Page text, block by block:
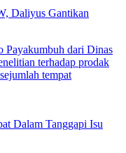
Daliyus Gantikan
Dalam Tanggapi Isu